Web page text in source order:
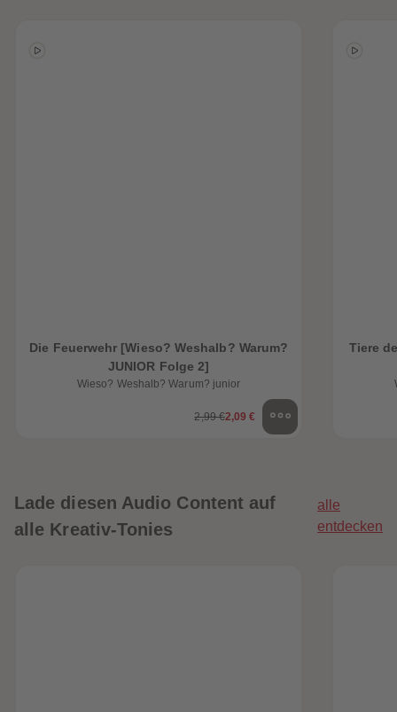
Die Feuerwehr [Wieso? Weshalb? Warum?
JUNIOR Folge 2]
Wieso? Weshalb? Warum? junior
2,99 €2,09 €
Tiere
Lade diesen Audio Content auf
alle Kreativ-Tonies
alle
entdecken